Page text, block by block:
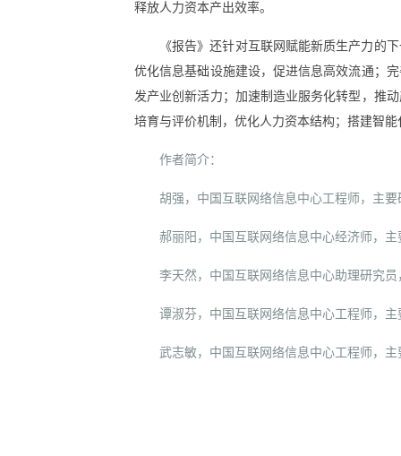
释放人力资本产出效率。
《报告》还针对互联网赋能新质生产力的
优化信息基础设施建设，促进信息高效流通；
发产业创新活力；加速制造业服务化转型，推
培育与评价机制，优化人力资本结构；搭建智
作者简介：
胡强，中国互联网络信息中心工程师，主
郝丽阳，中国互联网络信息中心经济师，
李天然，中国互联网络信息中心助理研究
谭淑芬，中国互联网络信息中心工程师，
武志敏，中国互联网络信息中心工程师，